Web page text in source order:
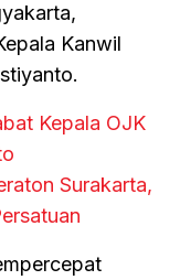
Kanwil
Kepala OJK
Surakarta,